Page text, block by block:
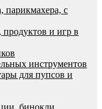
парикмахера, с
и игр в
инструментов
для пупсов и
бинокли,